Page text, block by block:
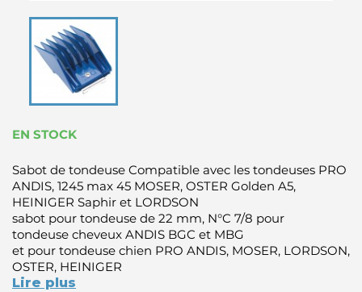
EN STOCK
Sabot de tondeuse Compatible avec les tondeuses PRO
ANDIS, 1245 max 45 MOSER, OSTER Golden A5,
HEINIGER Saphir et LORDSON
sabot pour tondeuse de 22 mm, N°C 7/8 pour
tondeuse cheveux ANDIS BGC et MBG
et pour tondeuse chien PRO ANDIS, MOSER, LORDSON,
OSTER, HEINIGER
Lire plus